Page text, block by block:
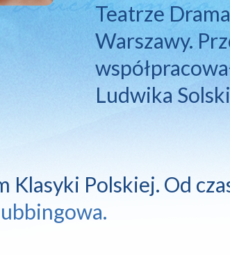
Teatrze
Warszawy.
Ludwika
Klasyki Polskiej. Od